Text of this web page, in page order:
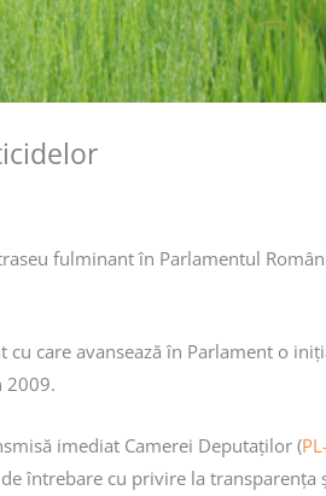
fulminant în Parlamentul
care avansează în Parlament o
2009.
imediat Camerei Deputaților (
întrebare cu privire la transparența